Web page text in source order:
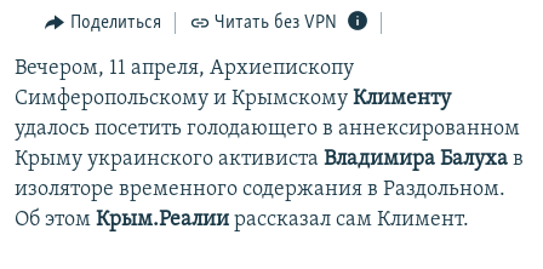
Вернутся
поиску
ИНТЕРАКТИВ
ИНФОГРАФИКА
ТЕЛЕПРОЕКТ КРЫМ.РЕАЛИИ
СОВЕТЫ ПРАВОЗАЩИТНИКОВ
ПРОПАВШИЕ БЕЗ ВЕСТИ
РАДІО СВОБОДА
КАК ОБОЙТИ БЛОКИРОВКУ
Українською
Qırımtatar
Поделиться Читать без VPN
Вечером, 11 апреля, Архиепископу
Симферопольскому и Крымскому Клименту
удалось посетить голодающего в аннексированном
Крыму украинского активиста Владимира Балуха в
изоляторе временного содержания в Раздольном.
Об этом Крым.Реалии рассказал сам Климент.